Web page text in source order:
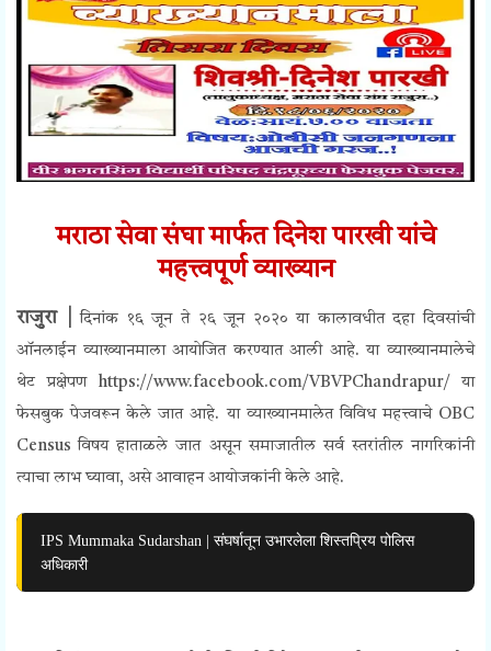
मराठा सेवा संघा मार्फतदिनेश पारखी यांचे
महत्त्वपूर्णव्याख्यान
राजुरा |
दिनांक १६ जून ते २६ जून २०२० या कालावधीत दहा दिवसांची
ऑनलाईन व्याख्यानमाला आयोजित करण्यात आली आहे. या व्याख्यानमालेचे
थेट प्रक्षेपण https://www.facebook.com/VBVPChandrapur/ या
फेसबुक पेजवरून केले जात आहे. या व्याख्यानमालेत विविध महत्त्वाचे OBC
Censusविषय हाताळले जात असून समाजातील सर्व स्तरांतील नागरिकांनी
त्याचा लाभ घ्यावा, असे आवाहन आयोजकांनी केले आहे.
IPS Mummaka Sudarshan | संघर्षातून उभारलेला शिस्तप्रिय पोलिस
अधिकारी